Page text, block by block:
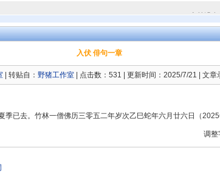
当前没有
入伏 俳句一章
| 转贴自： 野猪工作室| 点击数：531 | 更新时间：2025/7/21 | 文章
季已去。竹林一僧佛历三零五二年岁次乙巳蛇年六月廿六日（
调整